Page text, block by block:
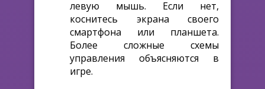
левую мышь. Если нет,
коснитесь экрана своего
смартфона или планшета.
Более сложные схемы
управления объясняются в
игре.